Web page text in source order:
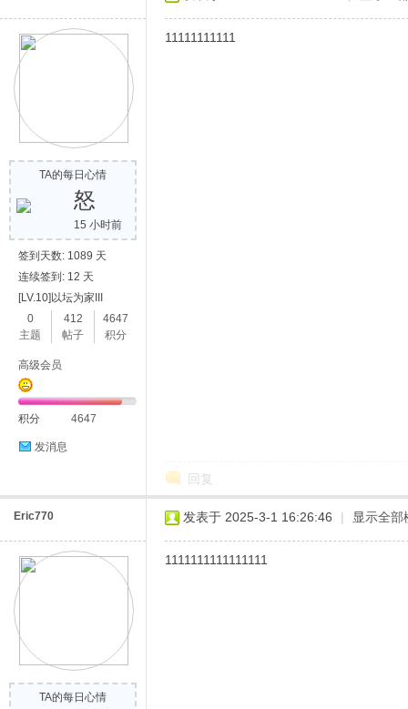
TA的每日心情
怒
15 小时前
签到天数: 1089 天
连续签到: 12 天
[LV.10]以坛为家III
0
主题
412
帖子
4647
积分
高级会员
积分 4647
发消息
11111111111
回复
Eric770
TA的每日心情
发表于 2025-3-1 16:26:46 | 显示全部
1111111111111111